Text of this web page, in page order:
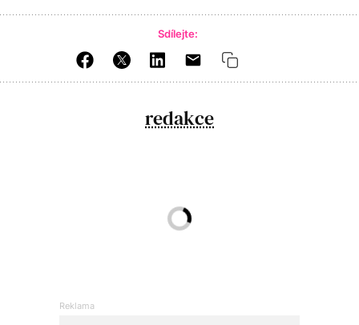
Sdílejte:
redakce